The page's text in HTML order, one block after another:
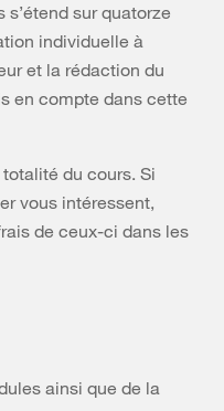
s’étend sur quatorze
individuelle à
et la rédaction du
en compte dans cette
du cours. Si
vous intéressent,
de ceux-ci dans les
ainsi que de la